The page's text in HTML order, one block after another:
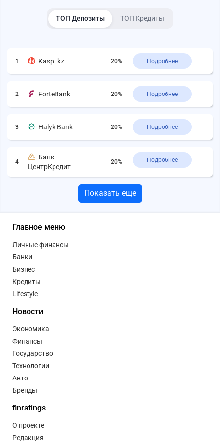
ТОП Депозиты ТОП Кредиты
1 Kaspi.kz 20% Подробнее
2 ForteBank 20% Подробнее
3 Halyk Bank 20% Подробнее
4
Банк
ЦентрКредит
20% Подробнее
Показать еще
Главное меню
Личные финансы
Банки
Бизнес
Кредиты
Lifestyle
Новости
Экономика
Финансы
Государство
Технологии
Авто
Бренды
finratings
О проекте
Редакция